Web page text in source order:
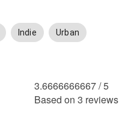
Indie Urban
3.6666666667 /5
Based on 3 reviews